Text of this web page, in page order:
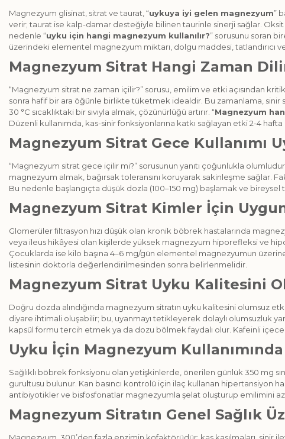
Magnezyum glisinat, sitrat ve taurat, “uykuya iyi gelen magnezyum”
verir; taurat ise kalp-damar desteğiyle bilinen taurinle sinerji sağlar.
nedenle “uyku için hangi magnezyum kullanılır?” sorusunu soran
üzerindeki elementel magnezyum miktarı, dolgu maddesi, tatlandırıcı
Magnezyum Sitrat Hangi Zaman
“Magnezyum sitrat ne zaman içilir?” sorusu, emilim ve etki açısından
sonra hafif bir ara öğünle birlikte tüketmek idealdir. Bu zamanlama,
30 °C sıcaklıktaki bir sıvıyla almak, çözünürlüğü artırır. “Magnezyum
Düzenli kullanımda, kas-sinir fonksiyonlarına katkı sağlayan etki 2-4
Magnezyum Sitrat Gece Kullanımı
“Magnezyum sitrat gece içilir mi?” sorusunun yanıtı çoğunlukla
magnezyum almak, bağırsak toleransını koruyarak sakinleşme sağlar.
Bu nedenle başlangıçta düşük dozla (100–150 mg) başlamak ve
Magnezyum Sitrat Kimler İçin
Glomerüler filtrasyon hızı düşük olan kronik böbrek hastalarında
veya ileus hikâyesi olan kişilerde yüksek magnezyum hiporefleksi ve
Çocuklarda ise kilo başına 4–6 mg/gün elementel magnezyumun üzerine
listesinin doktorla değerlendirilmesinden sonra belirlenmelidir.
Magnezyum Sitrat Uyku Kalitesini
Doğru dozda alındığında magnezyum sitratın uyku kalitesini olumsuz
diyare ihtimali oluşabilir; bu, uyanmayı tetikleyerek dolaylı olumsuzluk
kapsül formu tercih etmek ya da dozu bölmek faydalı olur. Kafeinli
Uyku İçin Magnezyum
Sağlıklı böbrek fonksiyonu olan yetişkinlerde, önerilen günlük 350 mg
gurultusu bulunur. Kan basıncı kontrolü için ilaç kullanan hipertansiyon
antibiyotikler ve bisfosfonatlar magnezyumla şelat oluşturup emilimini
Magnezyum Sitratın Genel Sağlık